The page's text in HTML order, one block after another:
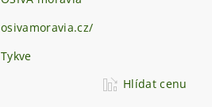
osivamoravia.cz/
Tykve
Hlídat cenu